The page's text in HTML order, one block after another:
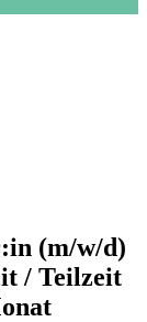
(m/w/d)
/ Teilzeit